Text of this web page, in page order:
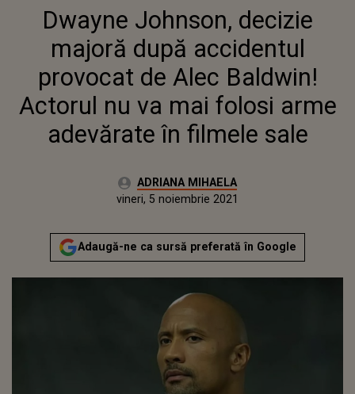
DUPĂ ACCIDENTUL PROVOCAT DE ALEC
BALDWIN! ACTORUL NU VA MAI FOLOSI
ARME ADEVĂRATE ÎN FILMELE SALE
Dwayne Johnson, decizie
majoră după accidentul
provocat de Alec Baldwin!
Actorul nu va mai folosi arme
adevărate în filmele sale
Autor:ADRIANA MIHAELA
vineri, 5 noiembrie 2021Actualizat:
vineri, 5 noiembrie 2021
Adaugă-ne ca sursă preferată în Google